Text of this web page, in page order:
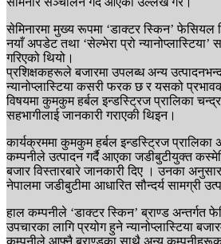
सेमिनारमा मुख्य रूपमा ‘डाक्टर स्किन’
नयाँ अपडेट तथा ‘सेल्भेरा प्रो न्यानोप्लास्टिया’
गरिएको थियो।
प्रशिक्षकहरूले बजारमा उपलब्ध अन्य
न्यानोप्लास्टिया कसरी फरक छ र यसको
विषयमा कुमकुम हर्बल इन्डस्ट्रिज प्रालिका
सहभागीलाई जानकारी गराएकी थिइन।
कार्यक्रममा कुमकुम हर्बल इन्डस्ट्रिज प्रालिका
कम्पनीले उत्पादन गर्दै आएका जडीबुटीयुक्त
बजार विस्तारबारे जानकारी दिए । उनका
नेपालमा जडीबुटीमा आधारित सौन्दर्य सामग्री
हाल कम्पनीले ‘डाक्टर स्किन’ ब्राण्ड
उपचारका लागि प्रयोग हुने न्यानोप्लास्टिया
कम्पनीले आफ्नै ब्राण्डका साथै अन्य कम्पनीहरूका